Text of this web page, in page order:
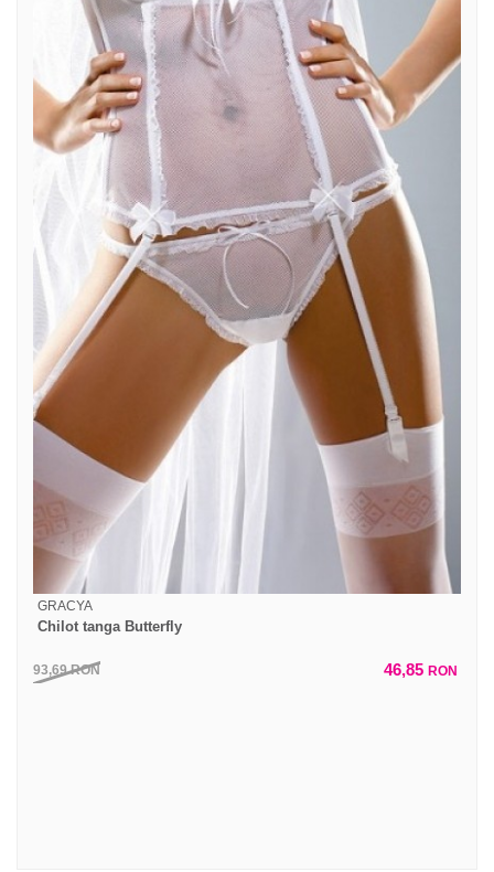
GRACYA
Chilot tanga Butterfly
93,69RON 46,85 RON